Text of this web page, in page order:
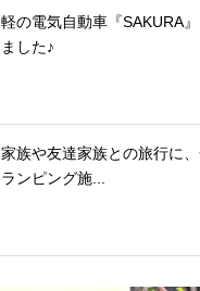
軽の電気自動車『SAKURA
ました♪
家族や友達家族との旅行に
ランピング施...